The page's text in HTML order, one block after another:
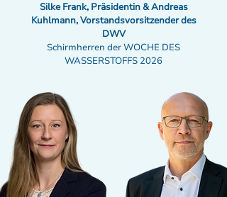
Silke Frank, Präsidentin & Andreas
Kuhlmann, Vorstandsvorsitzender des
DWV
Schirmherren der WOCHE DES
WASSERSTOFFS 2026